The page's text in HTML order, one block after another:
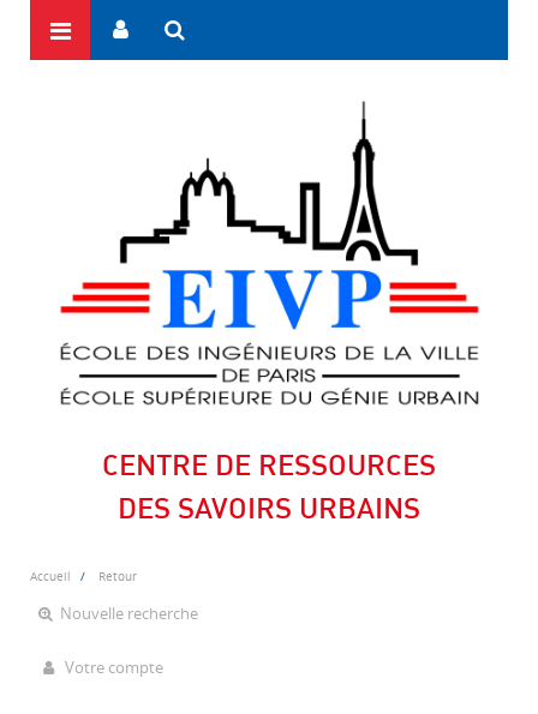
CENTRE DE RESSOURCES
DES SAVOIRS URBAINS
Accueil Retour
Nouvelle recherche
Votre compte